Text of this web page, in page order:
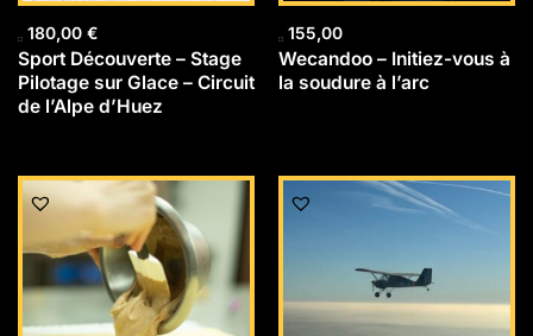
180,00 €
Sport Découverte – Stage
Pilotage sur Glace – Circuit
de l’Alpe d’Huez
155,00
Wecandoo – Initiez-vous à
la soudure à l’arc